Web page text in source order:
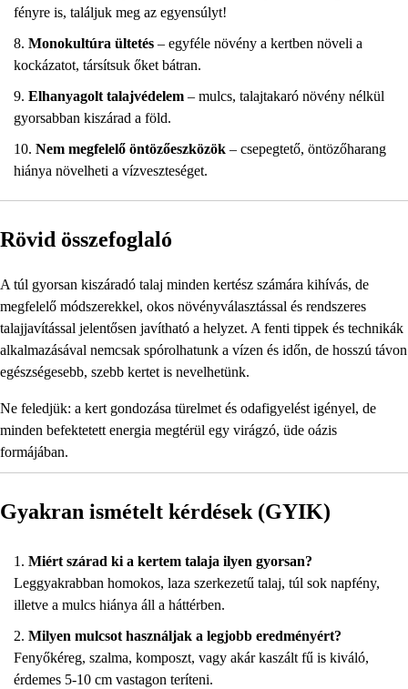
fényre is, találjuk meg az egyensúlyt!
Monokultúra ültetés – egyféle növény a kertben növeli a
kockázatot, társítsuk őket bátran.
Elhanyagolt talajvédelem – mulcs, talajtakaró növény nélkül
gyorsabban kiszárad a föld.
Nem megfelelő öntözőeszközök – csepegtető, öntözőharang
hiánya növelheti a vízveszteséget.
Rövid összefoglaló
A túl gyorsan kiszáradó talaj minden kertész számára kihívás, de
megfelelő módszerekkel, okos növényválasztással és rendszeres
talajjavítással jelentősen javítható a helyzet. A fenti tippek és technikák
alkalmazásával nemcsak spórolhatunk a vízen és időn, de hosszú távon
egészségesebb, szebb kertet is nevelhetünk.
Ne feledjük: a kert gondozása türelmet és odafigyelést igényel, de
minden befektetett energia megtérül egy virágzó, üde oázis
formájában.
Gyakran ismételt kérdések (GYIK)
Miért szárad ki a kertem talaja ilyen gyorsan?
Leggyakrabban homokos, laza szerkezetű talaj, túl sok napfény,
illetve a mulcs hiánya áll a háttérben.
Milyen mulcsot használjak a legjobb eredményért?
Fenyőkéreg, szalma, komposzt, vagy akár kaszált fű is kiváló,
érdemes 5-10 cm vastagon teríteni.